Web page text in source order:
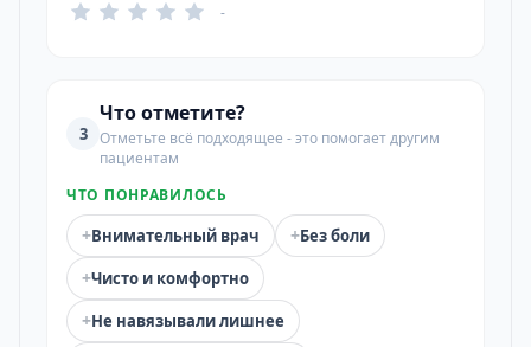
-
3
Что отметите?
Отметьте всё подходящее - это помогает другим
пациентам
ЧТО ПОНРАВИЛОСЬ
+Внимательный врач +Без боли
+Чисто и комфортно
+Не навязывали лишнее